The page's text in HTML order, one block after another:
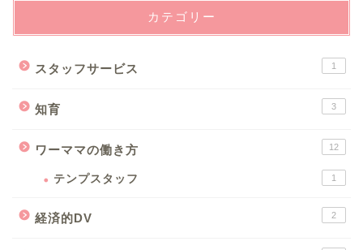
カテゴリー
スタッフサービス 1
知育 3
ワーママの働き方 12
テンプスタッフ 1
経済的DV 2